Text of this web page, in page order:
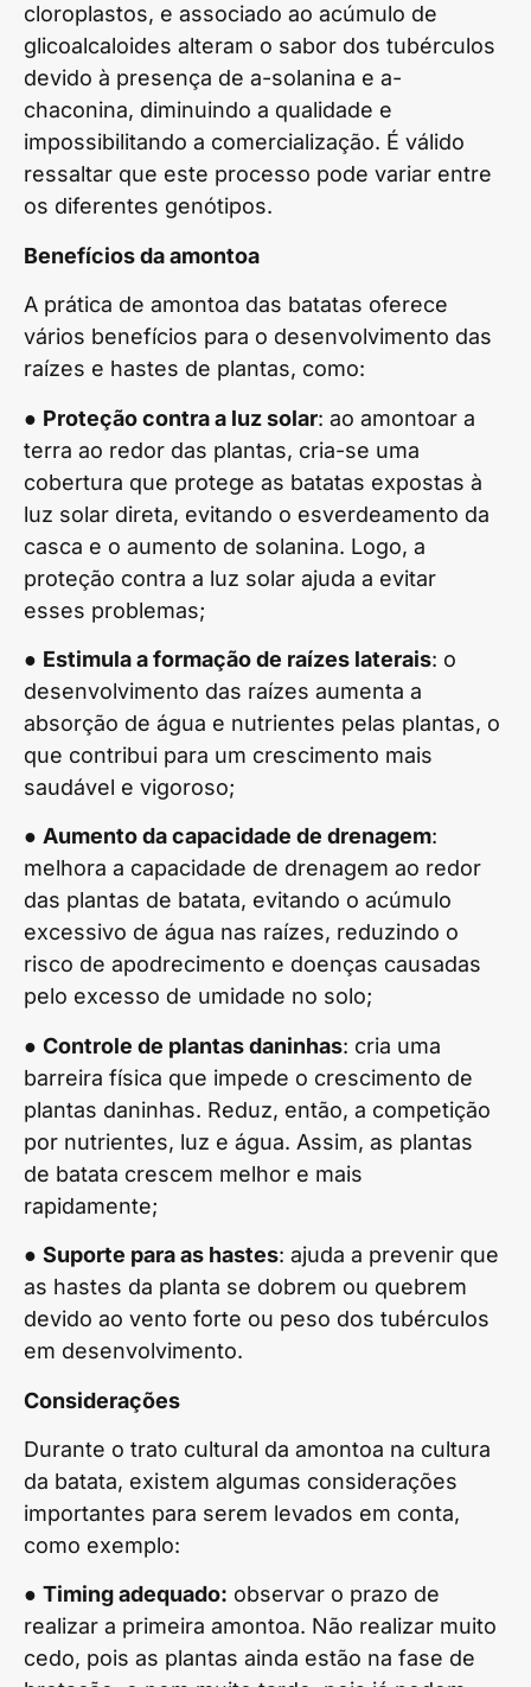
cloroplastos, e associado ao acúmulo de
glicoalcaloides alteram o sabor dos tubérculos
devido à presença de a-solanina e a-
chaconina, diminuindo a qualidade e
impossibilitando a comercialização. É válido
ressaltar que este processo pode variar entre
os diferentes genótipos.
Benefícios da amontoa
A prática de amontoa das batatas oferece
vários benefícios para o desenvolvimento das
raízes e hastes de plantas, como:
● Proteção contra a luz solar: ao amontoar a
terra ao redor das plantas, cria-se uma
cobertura que protege as batatas expostas à
luz solar direta, evitando o esverdeamento da
casca e o aumento de solanina. Logo, a
proteção contra a luz solar ajuda a evitar
esses problemas;
● Estimula a formação de raízes laterais: o
desenvolvimento das raízes aumenta a
absorção de água e nutrientes pelas plantas, o
que contribui para um crescimento mais
saudável e vigoroso;
● Aumento da capacidade de drenagem:
melhora a capacidade de drenagem ao redor
das plantas de batata, evitando o acúmulo
excessivo de água nas raízes, reduzindo o
risco de apodrecimento e doenças causadas
pelo excesso de umidade no solo;
● Controle de plantas daninhas: cria uma
barreira física que impede o crescimento de
plantas daninhas. Reduz, então, a competição
por nutrientes, luz e água. Assim, as plantas
de batata crescem melhor e mais
rapidamente;
● Suporte para as hastes: ajuda a prevenir que
as hastes da planta se dobrem ou quebrem
devido ao vento forte ou peso dos tubérculos
em desenvolvimento.
Considerações
Durante o trato cultural da amontoa na cultura
da batata, existem algumas considerações
importantes para serem levados em conta,
como exemplo:
● Timing adequado: observar o prazo de
realizar a primeira amontoa. Não realizar muito
cedo, pois as plantas ainda estão na fase de